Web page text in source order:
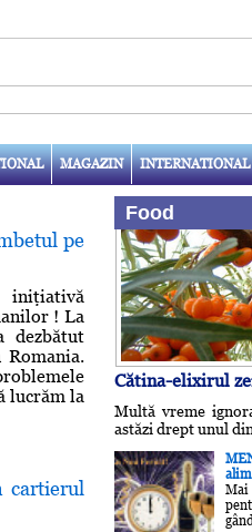
MAGAZIN INTERNATIONAL
pe
iniţiativă
! La
dezbătut
lucrăm la
cartierul
Food
Cătina-elixirul
Multă vreme
astăzi drept unul
Mai